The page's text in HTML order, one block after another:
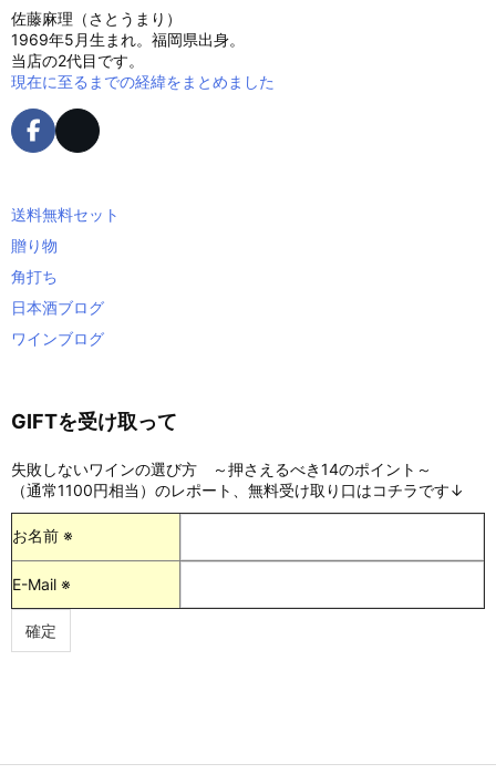
佐藤麻理（さとうまり）
1969年5月生まれ。福岡県出身。
当店の2代目です。
現在に至るまでの経緯をまとめました
送料無料セット
贈り物
角打ち
日本酒ブログ
ワインブログ
GIFTを受け取って
失敗しないワインの選び方 ～押さえるべき14のポイント～
（通常1100円相当）のレポート、無料受け取り口はコチラです↓
お名前 ※
E-Mail ※